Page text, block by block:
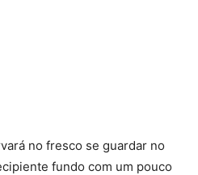
no fresco se guardar no
fundo com um pouco